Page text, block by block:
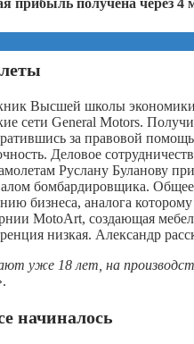
Высшей школы
сети General Motors.
за правовой
Деловое
Руслану Буланову
бомбардировщика.
бизнеса, аналога
MotoArt, создающая
низкая. Александр
уже 18 лет, на
начиналось